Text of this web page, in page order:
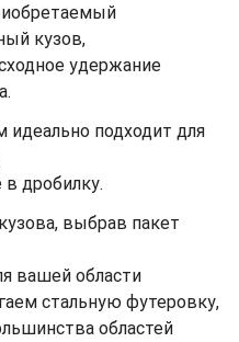
кузов,
удержание
подходит для
в дробилку.
выбрав пакет
вашей области
стальную футеровку,
областей